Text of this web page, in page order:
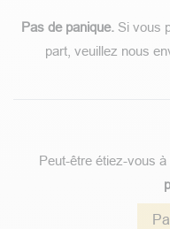
Pas de panique.Si vous
part, veuillez nous
Peut-être étiez-vous